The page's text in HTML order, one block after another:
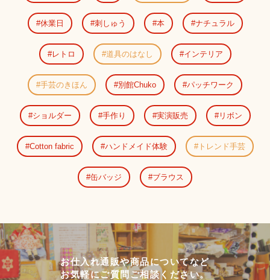
休業日 刺しゅう 本 ナチュラル
レトロ 道具のはなし インテリア
手芸のきほん 別館Chuko パッチワーク
ショルダー 手作り 実演販売 リボン
Cotton fabric ハンドメイド体験 トレンド手芸
缶バッジ ブラウス
お仕入れ通販や商品についてなど
お気軽にご質問ご相談ください。